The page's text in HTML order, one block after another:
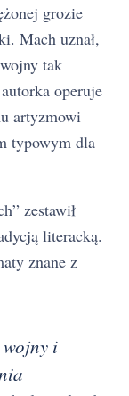
grozie
Mach uznał,
tak
operuje
artyzmowi
typowym dla
zestawił
literacką.
znane z
wojny i